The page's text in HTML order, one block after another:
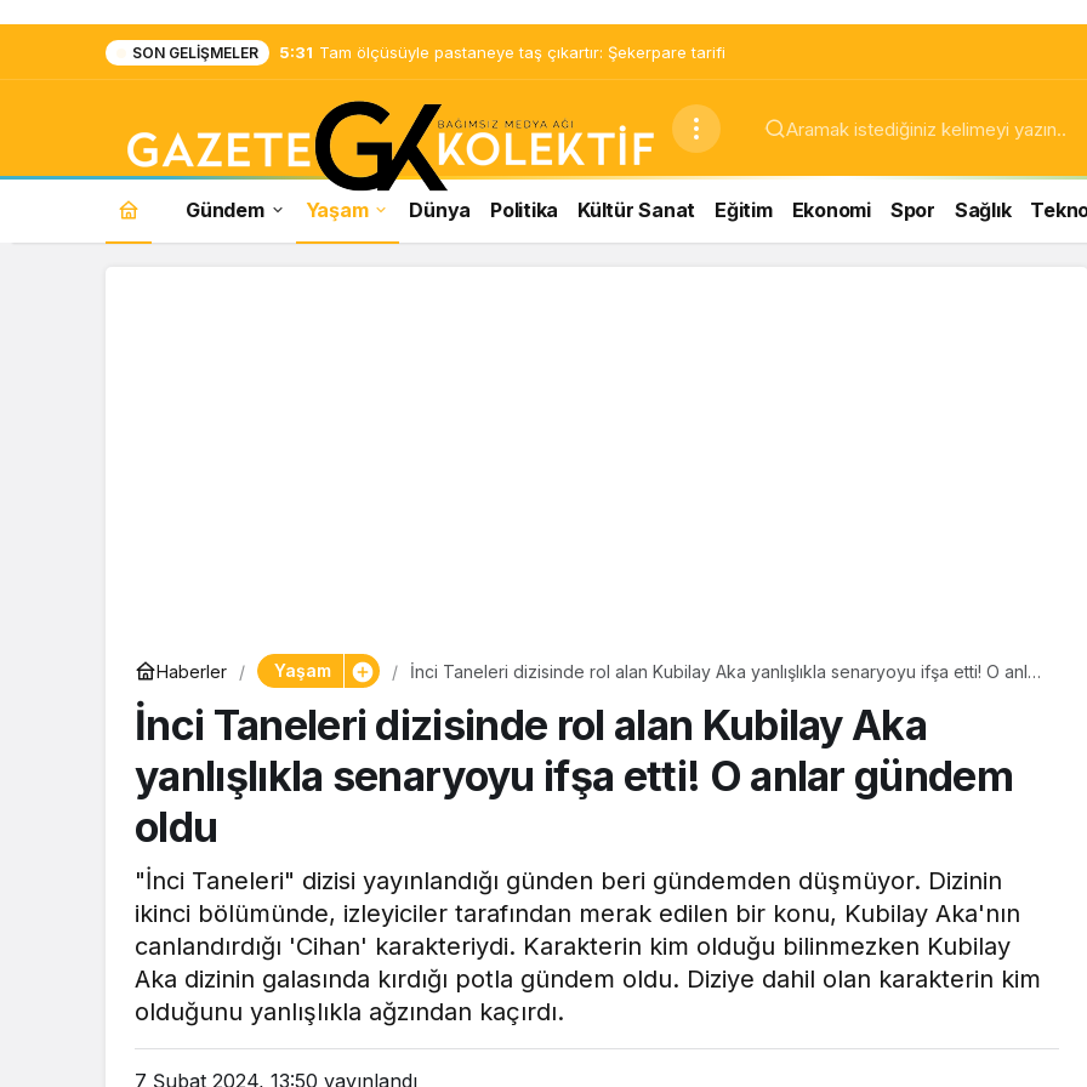
SON GELIŞMELER 5:31 Tam ölçüsüyle pastaneye taş çıkartır: Şekerpare tarifi
Gündem Yaşam Dünya Politika Kültür Sanat Eğitim Ekonomi Spor Sağlık
Haberler Yaşam
İnci Taneleri dizisinde rol alan Kubilay Aka yanlışlıkla senaryoyu ifşa etti! O anlar
İnci Taneleri dizisinde rol alan Kubilay Aka
yanlışlıkla senaryoyu ifşa etti! O anlar gündem
oldu
"İnci Taneleri" dizisi yayınlandığı günden beri gündemden düşmüyor. Dizinin
ikinci bölümünde, izleyiciler tarafından merak edilen bir konu, Kubilay Aka'nın
canlandırdığı 'Cihan' karakteriydi. Karakterin kim olduğu bilinmezken Kubilay
Aka dizinin galasında kırdığı potla gündem oldu. Diziye dahil olan karakterin kim
olduğunu yanlışlıkla ağzından kaçırdı.
7 Şubat 2024, 13:50 yayınlandı
pastaneye taş çıkartır:
Şekerpare tarifi
Çayın yanına çok
yakışacak bir mucize:
Brownie tadında ıslak
kurabiye tarifi…